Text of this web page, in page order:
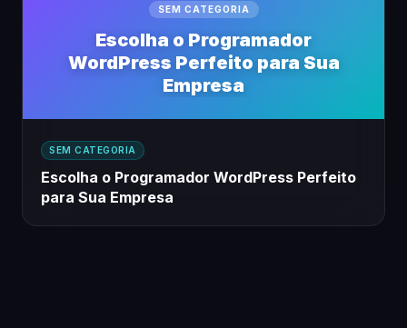
SEM CATEGORIA
Escolha o Programador
WordPress Perfeito para Sua
Empresa
SEM CATEGORIA
Escolha o Programador WordPress Perfeito
para Sua Empresa